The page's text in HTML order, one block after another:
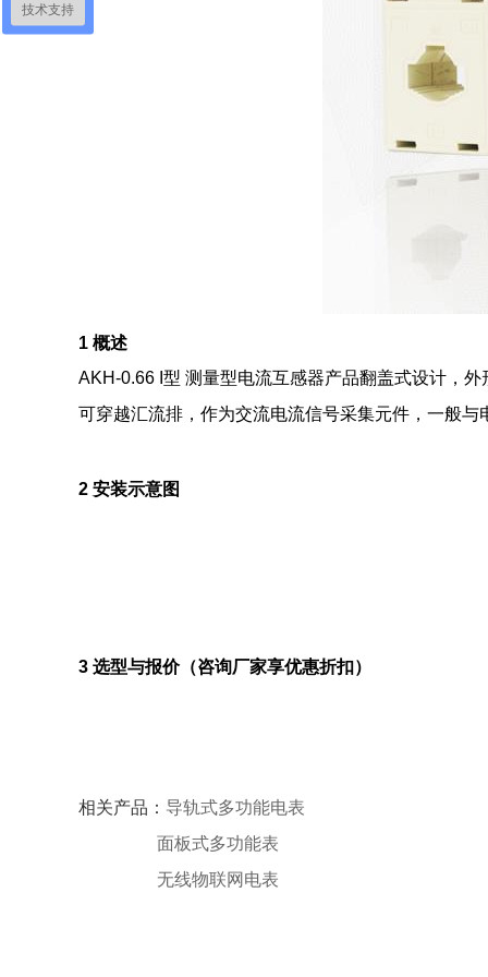
1 概述
AKH-0.66 I型 测量型电流互感器产品翻盖式设计，
可穿越汇流排，作为交流电流信号采集元件，一般与
2 安装示意图
3 选型与报价（咨询厂家享优惠折扣）
相关产品： 导轨式多功能电表
面板式多功能表
无线物联网电表
技术支持